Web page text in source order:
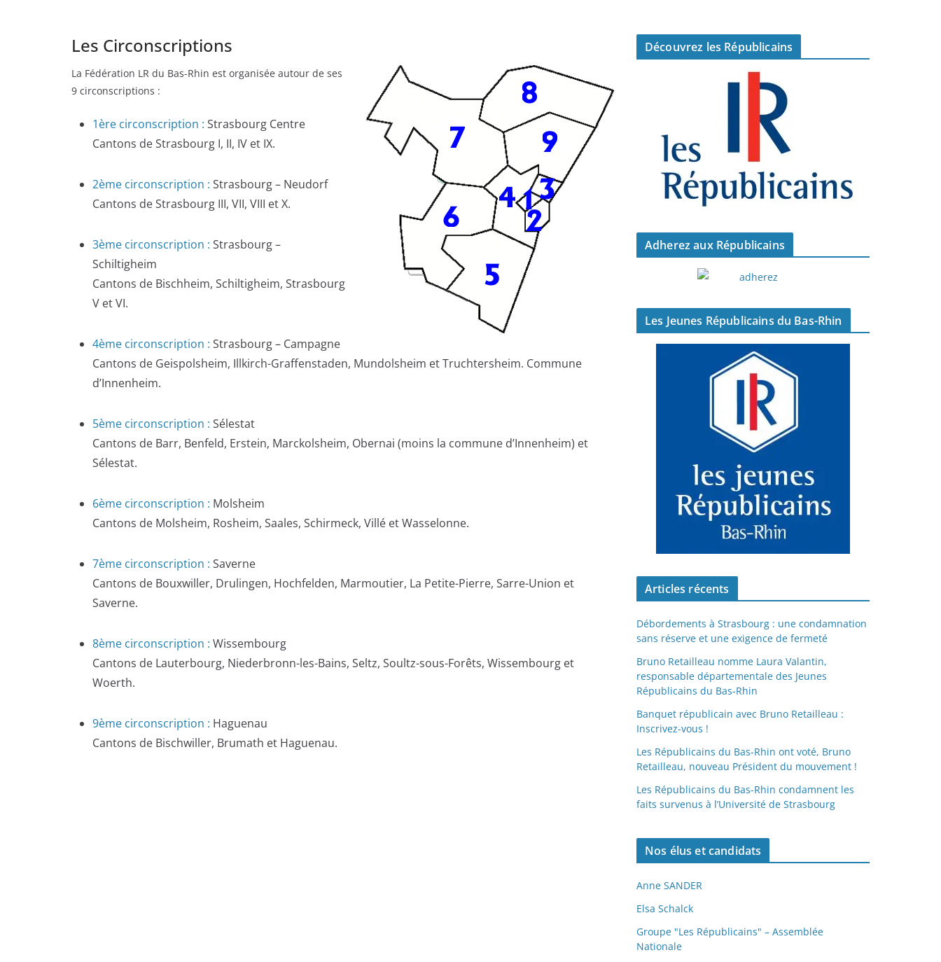
Les Circonscriptions
La Fédération LR du Bas-Rhin est organisée autour de ses
9 circonscriptions :
1ère circonscription : Strasbourg Centre
Cantons de Strasbourg I, II, IV et IX.
2ème circonscription : Strasbourg – Neudorf
Cantons de Strasbourg III, VII, VIII et X.
3ème circonscription : Strasbourg –
Schiltigheim
Cantons de Bischheim, Schiltigheim, Strasbourg
V et VI.
4ème circonscription : Strasbourg – Campagne
Cantons de Geispolsheim, Illkirch-Graffenstaden, Mundolsheim et Truchtersheim. Commune
d’Innenheim.
5ème circonscription : Sélestat
Cantons de Barr, Benfeld, Erstein, Marckolsheim, Obernai (moins la commune d’Innenheim) et
Sélestat.
6ème circonscription : Molsheim
Cantons de Molsheim, Rosheim, Saales, Schirmeck, Villé et Wasselonne.
7ème circonscription : Saverne
Cantons de Bouxwiller, Drulingen, Hochfelden, Marmoutier, La Petite-Pierre, Sarre-Union et
Saverne.
8ème circonscription : Wissembourg
Cantons de Lauterbourg, Niederbronn-les-Bains, Seltz, Soultz-sous-Forêts, Wissembourg et
Woerth.
9ème circonscription : Haguenau
Cantons de Bischwiller, Brumath et Haguenau.
Découvrez les Républicains
Adherez aux Républicains
Les Jeunes Républicains du Bas-Rhin
Articles récents
Débordements à Strasbourg : une condamnation
sans réserve et une exigence de fermeté
Bruno Retailleau nomme Laura Valantin,
responsable départementale des Jeunes
Républicains du Bas-Rhin
Banquet républicain avec Bruno Retailleau :
Inscrivez-vous !
Les Républicains du Bas-Rhin ont voté, Bruno
Retailleau, nouveau Président du mouvement !
Les Républicains du Bas-Rhin condamnent les
faits survenus à l’Université de Strasbourg
Nos élus et candidats
Anne SANDER
Elsa Schalck
Groupe "Les Républicains" – Assemblée
Nationale